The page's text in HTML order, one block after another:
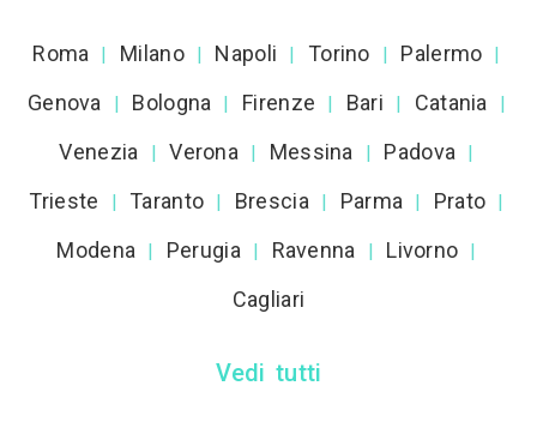
Roma | Milano | Napoli | Torino | Palermo |
Genova | Bologna | Firenze | Bari | Catania |
Venezia | Verona | Messina | Padova |
Trieste | Taranto | Brescia | Parma | Prato |
Modena | Perugia | Ravenna | Livorno |
Cagliari
Vedi tutti